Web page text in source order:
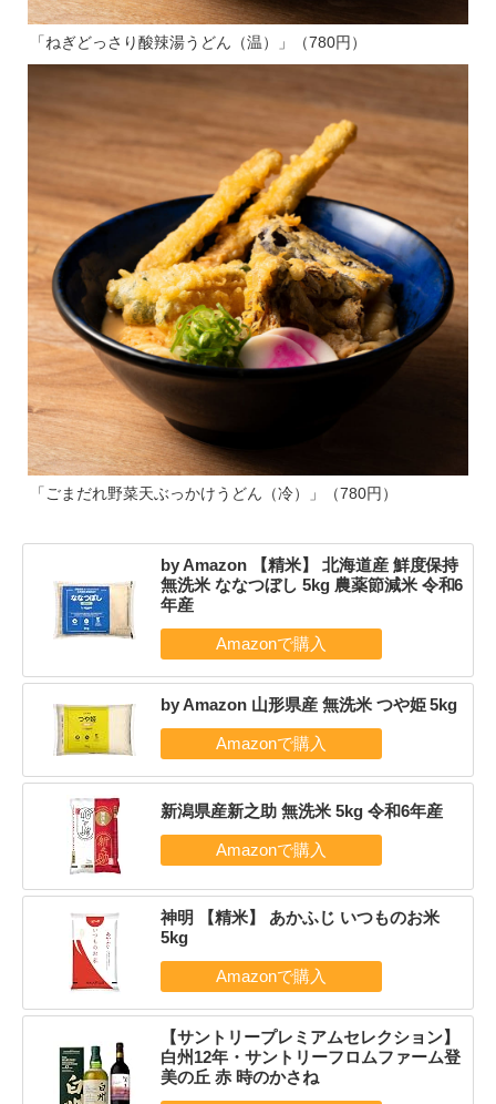
「ねぎどっさり酸辣湯うどん（温）」（780円）
「ごまだれ野菜天ぶっかけうどん（冷）」（780円）
by Amazon 【精米】 北海道産 鮮度保持
無洗米 ななつぼし 5kg 農薬節減米 令和6
年産
by Amazon 山形県産 無洗米 つや姫 5kg
新潟県産新之助 無洗米 5kg 令和6年産
神明 【精米】 あかふじ いつものお米
5kg
【サントリープレミアムセレクション】
白州12年・サントリーフロムファーム登
美の丘 赤 時のかさね